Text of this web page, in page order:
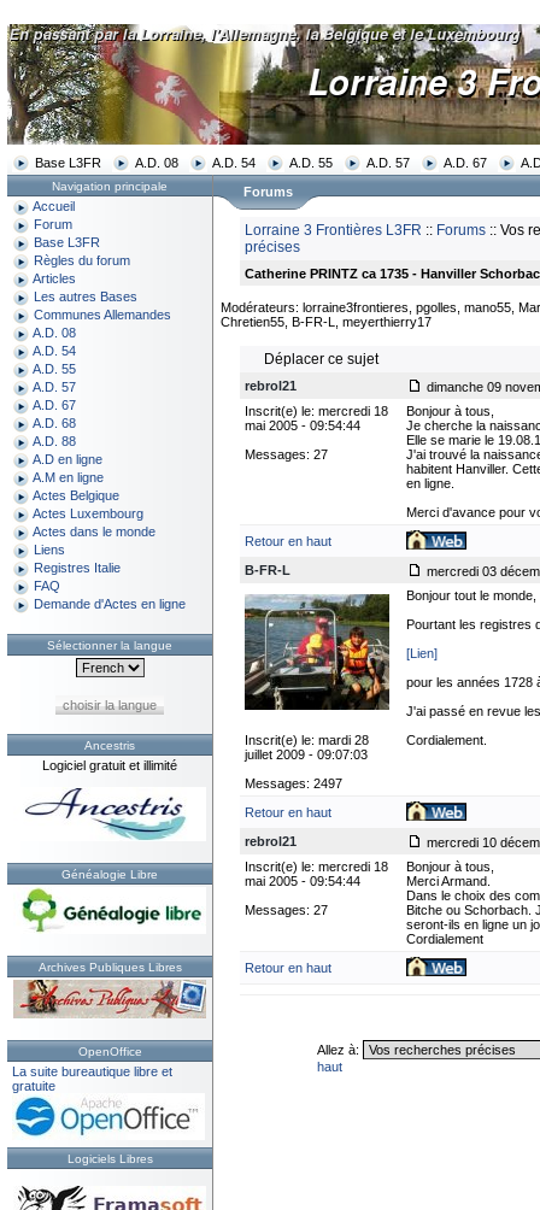
Base L3FR A.D. 08 A.D. 54 A.D. 55 A.D. 57 A.D. 67
Navigation principale
Accueil
Forum
Base L3FR
Règles du forum
Articles
Les autres Bases
Communes Allemandes
A.D. 08
A.D. 54
A.D. 55
A.D. 57
A.D. 67
A.D. 68
A.D. 88
A.D en ligne
A.M en ligne
Actes Belgique
Actes Luxembourg
Actes dans le monde
Liens
Registres Italie
FAQ
Demande d'Actes en ligne
Sélectionner la langue
choisir la langue
Ancestris
Logiciel gratuit et illimité
Généalogie Libre
Archives Publiques Libres
OpenOffice
La suite bureautique libre et
gratuite
Logiciels Libres
Forums
Lorraine 3 Frontières L3FR :: Forums :: Vos
précises
Catherine PRINTZ ca 1735 - Hanviller
Modérateurs: lorraine3frontieres, pgolles, mano55,
Chretien55, B-FR-L, meyerthierry17
Déplacer ce sujet
rebrol21
dimanche 09
Inscrit(e) le: mercredi 18
mai 2005 - 09:54:44
Messages: 27
Bonjour à tous,
Je cherche la
Elle se marie le
J'ai trouvé la
habitent Hanviller.
en ligne.
Merci d'avance pour
Retour en haut
B-FR-L
mercredi 03
Inscrit(e) le: mardi 28
juillet 2009 - 09:07:03
Messages: 2497
Bonjour tout le
Pourtant les registres
[Lien]
pour les années 1728
J'ai passé en revue
Cordialement.
Retour en haut
rebrol21
mercredi 10
Inscrit(e) le: mercredi 18
mai 2005 - 09:54:44
Messages: 27
Bonjour à tous,
Merci Armand.
Dans le choix des
Bitche ou Schorbach.
seront-ils en ligne un
Cordialement
Retour en haut
Allez à:
haut